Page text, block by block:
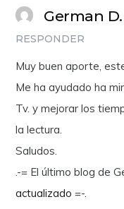
German D.
RESPONDER
Muy buen aporte,
Me ha ayudado ha
Tv. y mejorar los
la lectura.
Saludos.
.-= El último blog de
actualizado =-.